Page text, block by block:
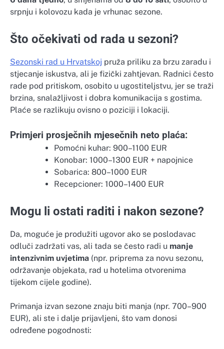
srpnju i kolovozu kada je vrhunac sezone.
Što očekivati od rada u sezoni?
Sezonski rad u Hrvatskoj pruža priliku za brzu zaradu i
stjecanje iskustva, ali je fizički zahtjevan. Radnici često
rade pod pritiskom, osobito u ugostiteljstvu, jer se traži
brzina, snalažljivost i dobra komunikacija s gostima.
Plaće se razlikuju ovisno o poziciji i lokaciji.
Primjeri prosječnih mjesečnih neto plaća:
Pomoćni kuhar: 900–1100 EUR
Konobar: 1000–1300 EUR + napojnice
Sobarica: 800–1000 EUR
Recepcioner: 1000–1400 EUR
Mogu li ostati raditi i nakon sezone?
Da, moguće je produžiti ugovor ako se poslodavac
odluči zadržati vas, ali tada se često radi u manje
intenzivnim uvjetima (npr. priprema za novu sezonu,
održavanje objekata, rad u hotelima otvorenima
tijekom cijele godine).
Primanja izvan sezone znaju biti manja (npr. 700–900
EUR), ali ste i dalje prijavljeni, što vam donosi
određene pogodnosti: